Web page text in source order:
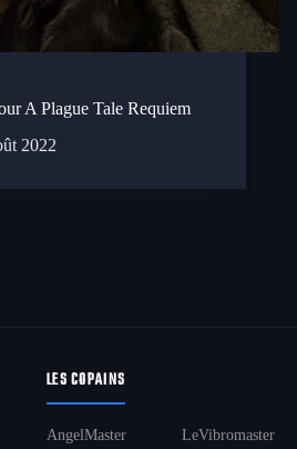
A Plague Tale Requiem
2022
LES COPAINS
AngelMaster LeVibromaster